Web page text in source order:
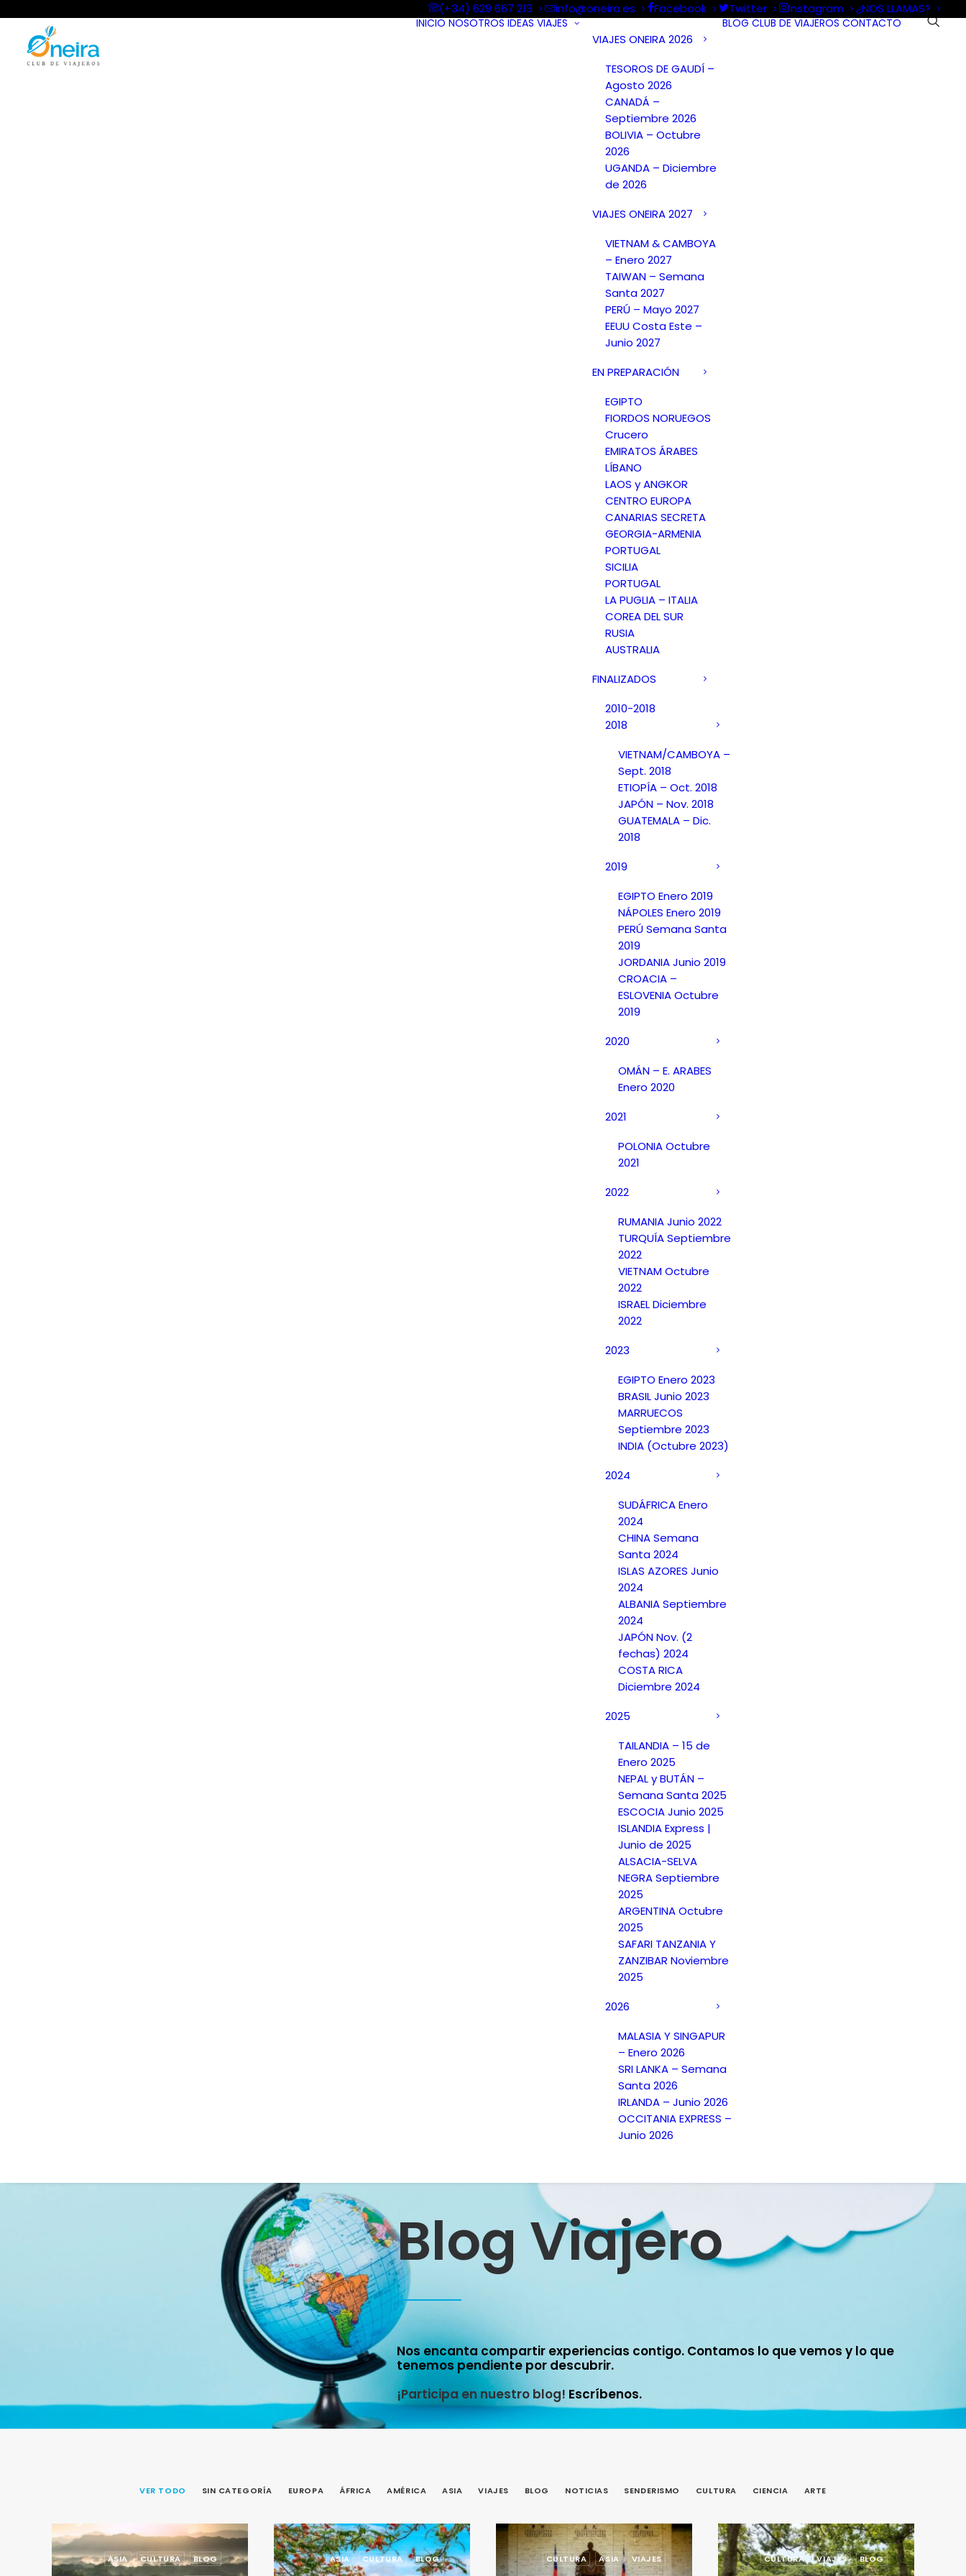
(+34) 629 667 213 info@oneira.es Facebook Twitter Instagram ¿NOS LLAMAS?
INICIO NOSOTROS IDEAS VIAJES
VIAJES ONEIRA 2026
TESOROS DE GAUDÍ –
Agosto 2026
CANADÁ –
Septiembre 2026
BOLIVIA – Octubre
2026
UGANDA – Diciembre
de 2026
VIAJES ONEIRA 2027
VIETNAM & CAMBOYA
– Enero 2027
TAIWAN – Semana
Santa 2027
PERÚ – Mayo 2027
EEUU Costa Este –
Junio 2027
EN PREPARACIÓN
EGIPTO
FIORDOS NORUEGOS
Crucero
EMIRATOS ÁRABES
LÍBANO
LAOS y ANGKOR
CENTRO EUROPA
CANARIAS SECRETA
GEORGIA-ARMENIA
PORTUGAL
SICILIA
PORTUGAL
LA PUGLIA – ITALIA
COREA DEL SUR
RUSIA
AUSTRALIA
FINALIZADOS
2010-2018
2018
VIETNAM/CAMBOYA –
Sept. 2018
ETIOPÍA – Oct. 2018
JAPÓN – Nov. 2018
GUATEMALA – Dic.
2018
2019
EGIPTO Enero 2019
NÁPOLES Enero 2019
PERÚ Semana Santa
2019
JORDANIA Junio 2019
CROACIA –
ESLOVENIA Octubre
2019
2020
OMÁN – E. ARABES
Enero 2020
2021
POLONIA Octubre
2021
2022
RUMANIA Junio 2022
TURQUÍA Septiembre
2022
VIETNAM Octubre
2022
ISRAEL Diciembre
2022
2023
EGIPTO Enero 2023
BRASIL Junio 2023
MARRUECOS
Septiembre 2023
INDIA (Octubre 2023)
2024
SUDÁFRICA Enero
2024
CHINA Semana
Santa 2024
ISLAS AZORES Junio
2024
ALBANIA Septiembre
2024
JAPÓN Nov. (2
fechas) 2024
COSTA RICA
Diciembre 2024
2025
TAILANDIA – 15 de
Enero 2025
NEPAL y BUTÁN –
Semana Santa 2025
ESCOCIA Junio 2025
ISLANDIA Express |
Junio de 2025
ALSACIA-SELVA
NEGRA Septiembre
2025
ARGENTINA Octubre
2025
SAFARI TANZANIA Y
ZANZIBAR Noviembre
2025
2026
MALASIA Y SINGAPUR
– Enero 2026
SRI LANKA – Semana
Santa 2026
IRLANDA – Junio 2026
OCCITANIA EXPRESS –
Junio 2026
BLOG CLUB DE VIAJEROS CONTACTO
Blog Viajero
Nos encanta compartir experiencias contigo. Contamos lo que vemos y lo que
tenemos pendiente por descubrir.
¡Participa en nuestro blog! Escríbenos.
VER TODO SIN CATEGORÍA EUROPA ÁFRICA AMÉRICA ASIA VIAJES BLOG NOTICIAS SENDERISMO CULTURA CIENCIA ARTE
ASIA CULTURA BLOG ASIA CULTURA BLOG CULTURA ASIA VIAJES CULTURA VIAJES BLOG